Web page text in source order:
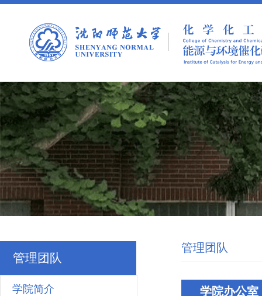
管理团队
学院简介
管理团队
学院办公室